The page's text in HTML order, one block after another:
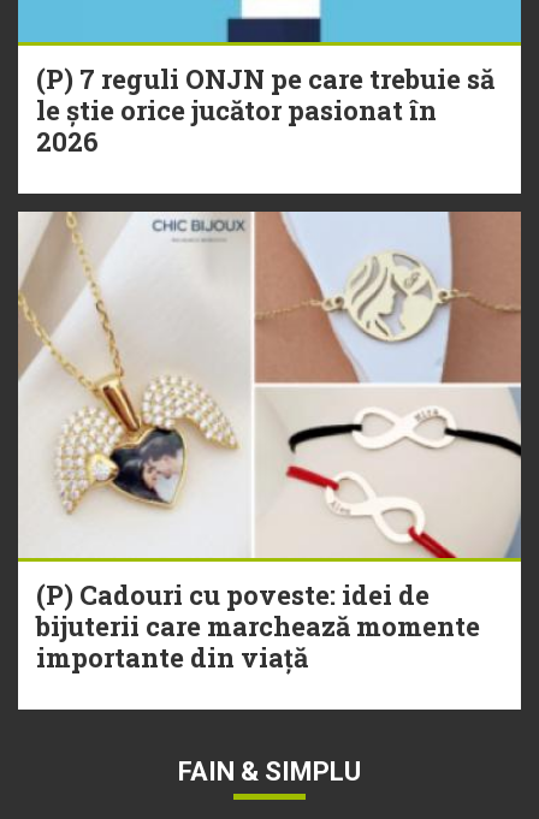
(P) 7 reguli ONJN pe care trebuie să
le știe orice jucător pasionat în
2026
(P) Cadouri cu poveste: idei de
bijuterii care marchează momente
importante din viață
FAIN & SIMPLU